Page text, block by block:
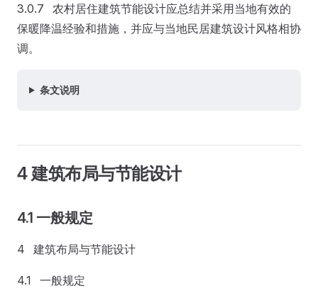
3.0.7 农村居住建筑节能设计应总结并采用当地有效的
保暖降温经验和措施，并应与当地民居建筑设计风格相协
调。
条文说明
4 建筑布局与节能设计
4.1 一般规定
4 建筑布局与节能设计
4.1 一般规定